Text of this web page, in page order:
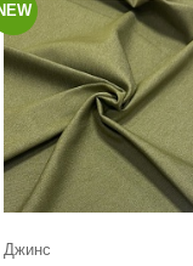
Джинс